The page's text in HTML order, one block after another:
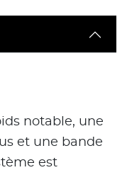
notable, une
et une bande
est